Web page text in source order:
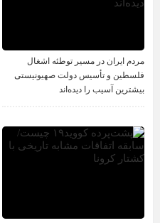
مردم ایران در مسیر توطئه‌ اشغال
فلسطین و تأسیس دولت صهیونیستی
بیشترین آسیب را دیده‌اند